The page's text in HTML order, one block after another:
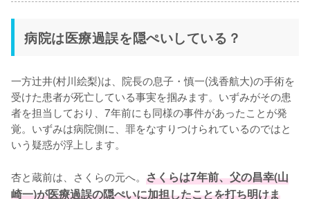
病院は医療過誤を隠ぺいしている？
一方辻井(村川絵梨)は、院長の息子・慎一(浅香航大)の手術を
受けた患者が死亡している事実を掴みます。いずみがその患
者を担当しており、7年前にも同様の事件があったことが発
覚。いずみは病院側に、罪をなすりつけられているのではと
いう疑惑が浮上します。
杏と蔵前は、さくらの元へ。 さくらは7年前、父の昌幸(山
崎一)が医療過誤の隠ぺいに加担したことを打ち明けま